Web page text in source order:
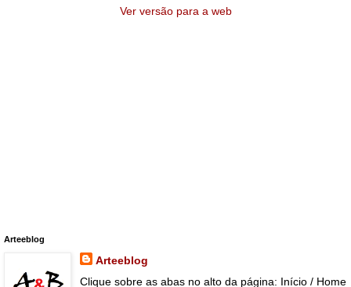
Ver versão para a web
Arteeblog
Arteeblog
Clique sobre as abas no alto da página: Início / Home